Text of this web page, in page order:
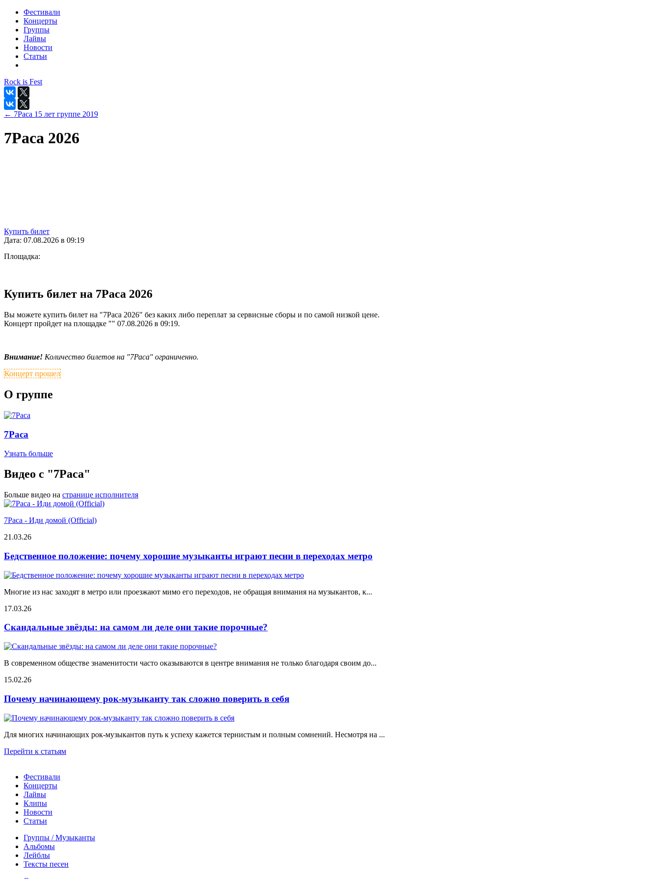
Фестивали
Концерты
Группы
Лайвы
Новости
Статьи
Rock is Fest
← 7Раса 15 лет группе 2019
7Раса 2026
Купить билет
Дата: 07.08.2026 в 09:19
Площадка:
Купить билет на 7Раса 2026
Вы можете купить билет на "7Раса 2026" без каких либо переплат за сервисные сборы и по самой низкой цене.
Концерт пройдет на площадке "" 07.08.2026 в 09:19.
Внимание! Количество билетов на "7Раса" ограниченно.
Концерт прошел
О группе
7Раса
Узнать больше
Видео с "7Раса"
Больше видео на странице исполнителя
7Раса - Иди домой (Official)
21.03.26
Бедственное положение: почему хорошие музыканты играют песни в переходах метро
Многие из нас заходят в метро или проезжают мимо его переходов, не обращая внимания на музыкантов, к...
17.03.26
Скандальные звёзды: на самом ли деле они такие порочные?
В современном обществе знаменитости часто оказываются в центре внимания не только благодаря своим до...
15.02.26
Почему начинающему рок-музыканту так сложно поверить в себя
Для многих начинающих рок-музыкантов путь к успеху кажется тернистым и полным сомнений. Несмотря на ...
Перейти к статьям
Фестивали
Концерты
Лайвы
Клипы
Новости
Статьи
Группы / Музыканты
Альбомы
Лейблы
Тексты песен